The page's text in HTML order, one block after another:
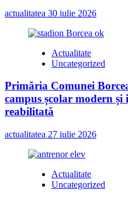
actualitatea 30 iulie 2026
Actualitate
Uncategorized
Primăria Comunei
campus școlar modern
reabilitată
actualitatea 27 iulie 2026
Actualitate
Uncategorized